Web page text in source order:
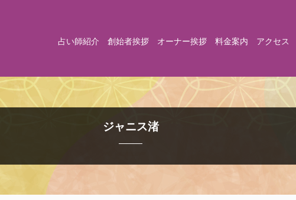
占い師紹介 創始者挨拶 オーナー挨拶 料金案内 アクセス
ジャニス渚